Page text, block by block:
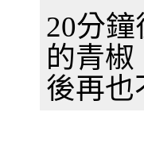
20分
的青
後再